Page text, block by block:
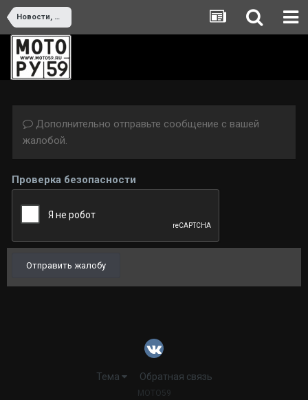
Новости, мероприятия и тусовки
Дополнительно отправьте сообщение с вашей
жалобой.
Проверка безопасности
Отправить жалобу
Тема Обратная связь
MOTO59